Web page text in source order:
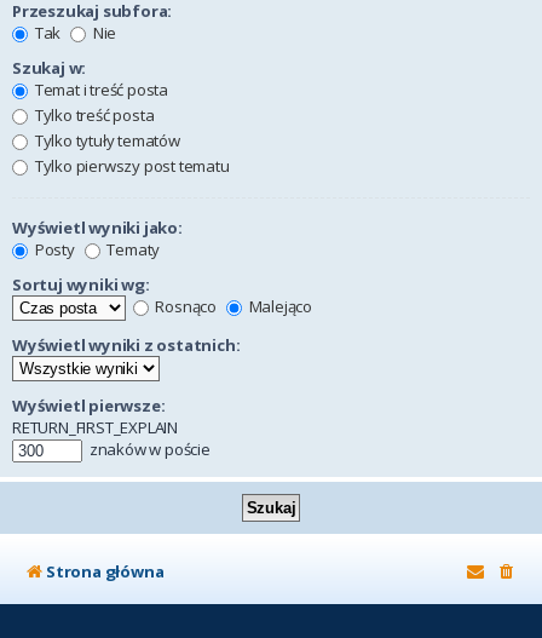
Przeszukaj subfora:
Tak
Nie
Szukaj w:
Temat i treść posta
Tylko treść posta
Tylko tytuły tematów
Tylko pierwszy post tematu
Wyświetl wyniki jako:
Posty
Tematy
Sortuj wyniki wg:
Rosnąco
Malejąco
Wyświetl wyniki z ostatnich:
Wyświetl pierwsze:
RETURN_FIRST_EXPLAIN
znaków w poście
Strona główna